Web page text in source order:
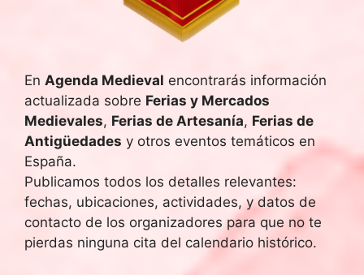
En Agenda Medieval encontrarás información
actualizada sobre Ferias y Mercados
Medievales, Ferias de Artesanía, Ferias de
Antigüedades y otros eventos temáticos en
España.
Publicamos todos los detalles relevantes:
fechas, ubicaciones, actividades, y datos de
contacto de los organizadores para que no te
pierdas ninguna cita del calendario histórico.